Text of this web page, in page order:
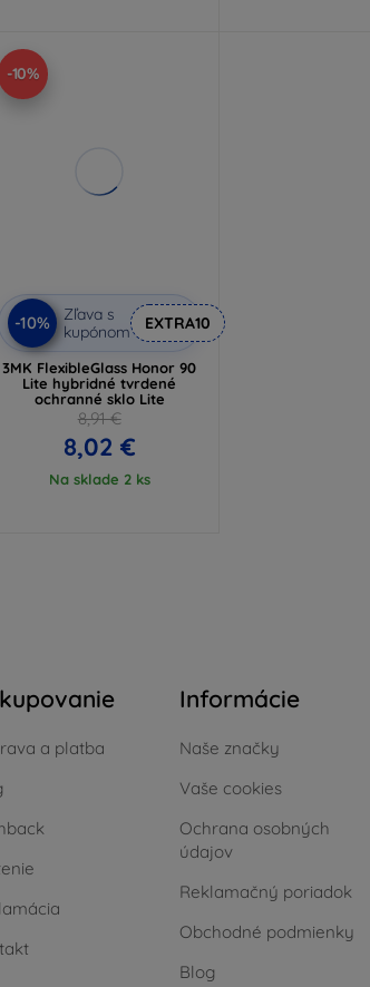
-10%
-10%
Zľava s
kupónom
EXTRA10
3MK FlexibleGlass Honor 90
Lite hybridné tvrdené
ochranné sklo Lite
8,91 €
8,02 €
Na sklade 2 ks
a platba
Informácie
Naše značky
Vaše cookies
Ochrana osobných
údajov
Reklamačný poriadok
Obchodné podmienky
Blog